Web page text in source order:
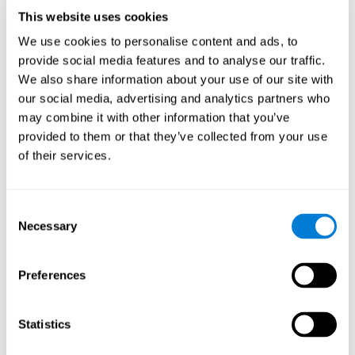
This website uses cookies
We use cookies to personalise content and ads, to
provide social media features and to analyse our traffic.
We also share information about your use of our site with
our social media, advertising and analytics partners who
may combine it with other information that you’ve
provided to them or that they’ve collected from your use
of their services.
Selection
Necessary
Preferences
Statistics
Kontrollgruppe erhielt jedoch eine CD mit einer Auswahl an
Die NexAde Bewertungist eine geprüfte, zuverlässige
Standardsoftware, um Alzheimer frühzeitig zu erkennen.
Dabei werden folgende Fähigkeiten untersucht: fokussierte
Aufmerksamkeit, Daueraufmerksamkeit,
Erkennungsfähigkeit, Erinnerung, visuell-räumliches Lernen,
räumliches Kurzzeitgedächtnis, Exekutivfunktionen und
kognitive Flexibilität.
ist ein kognitives Trainingsprogramm, das sich an
Die Trainingsaktivitäten waren deshalb bei jedem Nutzer
unterschiedlich, auch die Schwierigkeit und Frequenz der
desto schwieriger gestalten sich die Aktivitäten.